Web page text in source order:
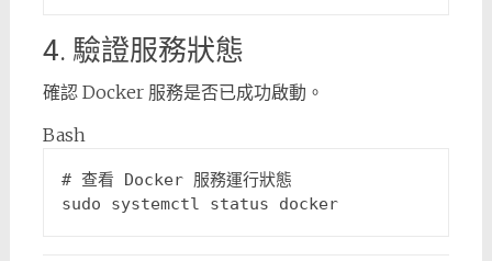
4. 驗證服務狀態
確認 Docker 服務是否已成功啟動。
Bash
# 查看 Docker 服務運行狀態
sudo systemctl status docker